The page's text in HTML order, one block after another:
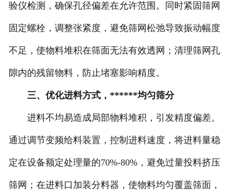
验仪检测，确保孔径偏差在允许范围。同时紧固筛网
固定螺栓，调整张紧度，避免筛网松弛导致振动幅度
不足，使物料堆积在筛面无法有效透网；清理筛网孔
隙内的残留物料，防止堵塞影响精度。
三、优化进料方式，******均匀筛分
进料不均易造成局部物料堆积，引发精度偏差。
通过调节变频给料装置，控制进料速度，将进料量稳
定在设备额定处理量的70%-80%，避免过量投料挤压
筛网；在进料口加装分料器，使物料均匀覆盖筛面，